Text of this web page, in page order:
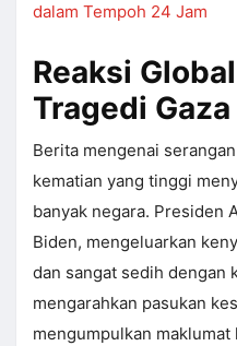
dalam Tempoh 24 Jam
Reaksi
Tragedi Gaza
Berita mengenai
kematian yang tinggi
banyak negara. Presiden
Biden, mengeluarkan
dan sangat sedih dengan
mengarahkan pasukan
mengumpulkan maklumat